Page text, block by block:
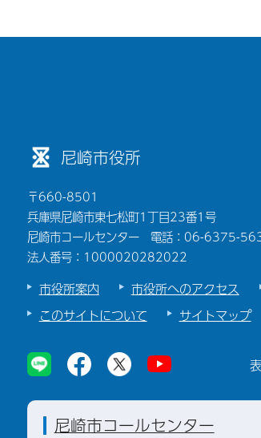
尼崎市役所
〒660-8501
兵庫県尼崎市東七松町1丁目23番1号
尼崎市コールセンター 電話：06-6375-
法人番号：1000020282022
市役所案内 市役所へのアクセス
このサイトについて
サイトマップ
尼崎市コールセンター